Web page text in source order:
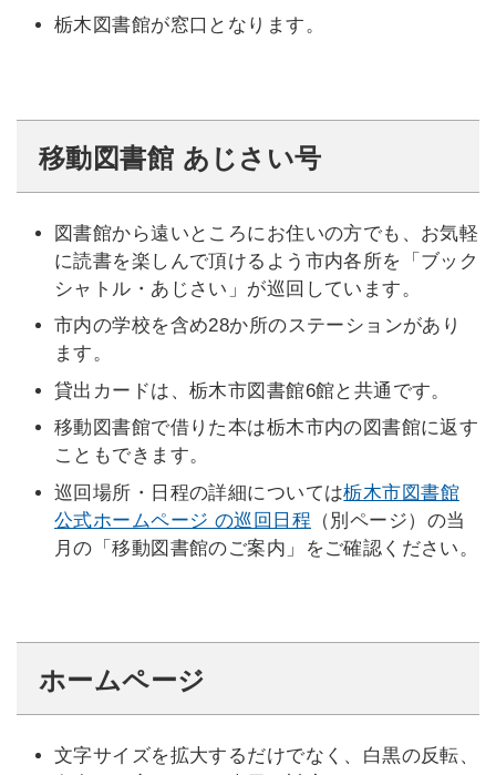
栃木図書館が窓口となります。
移動図書館 あじさい号
図書館から遠いところにお住いの方でも、お気軽
に読書を楽しんで頂けるよう市内各所を「ブック
シャトル・あじさい」が巡回しています。
市内の学校を含め28か所のステーションがあり
ます。
貸出カードは、栃木市図書館6館と共通です。
移動図書館で借りた本は栃木市内の図書館に返す
こともできます。
巡回場所・日程の詳細については栃木市図書館
公式ホームページ の巡回日程 （別ページ）の当
月の「移動図書館のご案内」をご確認ください。
ホームページ
文字サイズを拡大するだけでなく、白黒の反転、